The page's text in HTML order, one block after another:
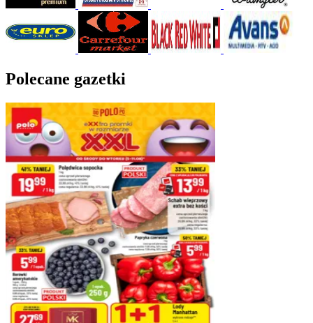
Polecane gazetki